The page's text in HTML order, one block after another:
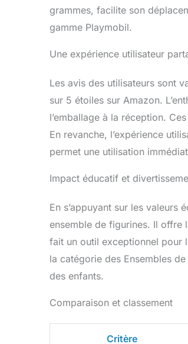
grammes, facilite son
gamme Playmobil.
Une expérience utilisateur
Les avis des utilisateurs sont
sur 5 étoiles sur Amazon.
l’emballage à la réception.
En revanche, l’expérience
permet une utilisation
Impact éducatif et
En s’appuyant sur les valeurs
ensemble de figurines. Il offre
fait un outil exceptionnel pour
la catégorie des Ensembles
des enfants.
Comparaison et classement
Critère